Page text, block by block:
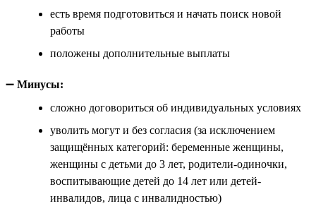
есть время подготовиться и начать поиск новой
работы
положены дополнительные выплаты
➖ Минусы:
сложно договориться об индивидуальных условиях
уволить могут и без согласия (за исключением
защищённых категорий: беременные женщины,
женщины с детьми до 3 лет, родители-одиночки,
воспитывающие детей до 14 лет или детей-
инвалидов, лица с инвалидностью)